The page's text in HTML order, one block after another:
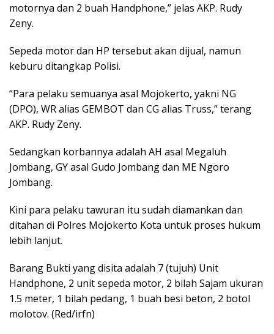
motornya dan 2 buah Handphone,” jelas AKP. Rudy
Zeny.
Sepeda motor dan HP tersebut akan dijual, namun
keburu ditangkap Polisi.
“Para pelaku semuanya asal Mojokerto, yakni NG
(DPO), WR alias GEMBOT dan CG alias Truss,” terang
AKP. Rudy Zeny.
Sedangkan korbannya adalah AH asal Megaluh
Jombang, GY asal Gudo Jombang dan ME Ngoro
Jombang.
Kini para pelaku tawuran itu sudah diamankan dan
ditahan di Polres Mojokerto Kota untuk proses hukum
lebih lanjut.
Barang Bukti yang disita adalah 7 (tujuh) Unit
Handphone, 2 unit sepeda motor, 2 bilah Sajam ukuran
1.5 meter, 1 bilah pedang, 1 buah besi beton, 2 botol
molotov. (Red/irfn)